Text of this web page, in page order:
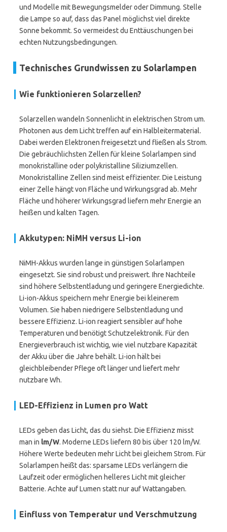
und Modelle mit Bewegungsmelder oder Dimmung. Stelle
die Lampe so auf, dass das Panel möglichst viel direkte
Sonne bekommt. So vermeidest du Enttäuschungen bei
echten Nutzungsbedingungen.
Technisches Grundwissen zu Solarlampen
Wie funktionieren Solarzellen?
Solarzellen wandeln Sonnenlicht in elektrischen Strom um.
Photonen aus dem Licht treffen auf ein Halbleitermaterial.
Dabei werden Elektronen freigesetzt und fließen als Strom.
Die gebräuchlichsten Zellen für kleine Solarlampen sind
monokristalline oder polykristalline Siliziumzellen.
Monokristalline Zellen sind meist effizienter. Die Leistung
einer Zelle hängt von Fläche und Wirkungsgrad ab. Mehr
Fläche und höherer Wirkungsgrad liefern mehr Energie an
heißen und kalten Tagen.
Akkutypen: NiMH versus Li-ion
NiMH-Akkus wurden lange in günstigen Solarlampen
eingesetzt. Sie sind robust und preiswert. Ihre Nachteile
sind höhere Selbstentladung und geringere Energiedichte.
Li-ion-Akkus speichern mehr Energie bei kleinerem
Volumen. Sie haben niedrigere Selbstentladung und
bessere Effizienz. Li-ion reagiert sensibler auf hohe
Temperaturen und benötigt Schutzelektronik. Für den
Energieverbrauch ist wichtig, wie viel nutzbare Kapazität
der Akku über die Jahre behält. Li-ion hält bei
gleichbleibender Pflege oft länger und liefert mehr
nutzbare Wh.
LED-Effizienz in Lumen pro Watt
LEDs geben das Licht, das du siehst. Die Effizienz misst
man in lm/W. Moderne LEDs liefern 80 bis über 120 lm/W.
Höhere Werte bedeuten mehr Licht bei gleichem Strom. Für
Solarlampen heißt das: sparsame LEDs verlängern die
Laufzeit oder ermöglichen helleres Licht mit gleicher
Batterie. Achte auf Lumen statt nur auf Wattangaben.
Einfluss von Temperatur und Verschmutzung